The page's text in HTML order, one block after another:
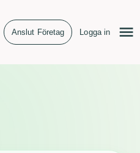
Anslut Företag Logga in